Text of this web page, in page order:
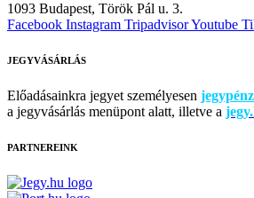
1093 Budapest, Török Pál u. 3.
Facebook Instagram TripadvisorYoutube
JEGYVÁSÁRLÁS
Előadásainkra jegyet személyesen
a jegyvásárlás menüpont alatt, illetve a
PARTNEREINK